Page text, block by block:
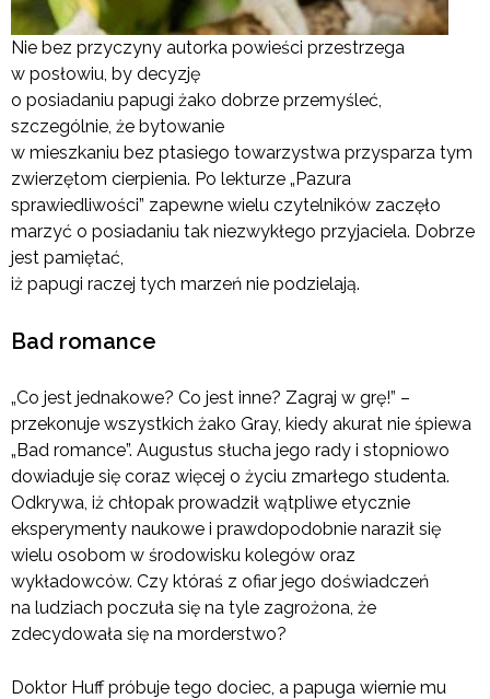
Nie bez przyczyny autorka powieści przestrzega
w posłowiu, by decyzję
o posiadaniu papugi żako dobrze przemyśleć,
szczególnie, że bytowanie
w mieszkaniu bez ptasiego towarzystwa przysparza tym
zwierzętom cierpienia. Po lekturze „Pazura
sprawiedliwości” zapewne wielu czytelników zaczęło
marzyć o posiadaniu tak niezwykłego przyjaciela. Dobrze
jest pamiętać,
iż papugi raczej tych marzeń nie podzielają.
Bad romance
„Co jest jednakowe? Co jest inne? Zagraj w grę!” –
przekonuje wszystkich żako Gray, kiedy akurat nie śpiewa
„Bad romance”. Augustus słucha jego rady i stopniowo
dowiaduje się coraz więcej o życiu zmarłego studenta.
Odkrywa, iż chłopak prowadził wątpliwe etycznie
eksperymenty naukowe i prawdopodobnie naraził się
wielu osobom w środowisku kolegów oraz
wykładowców. Czy któraś z ofiar jego doświadczeń
na ludziach poczuła się na tyle zagrożona, że
zdecydowała się na morderstwo?
Doktor Huff próbuje tego dociec, a papuga wiernie mu